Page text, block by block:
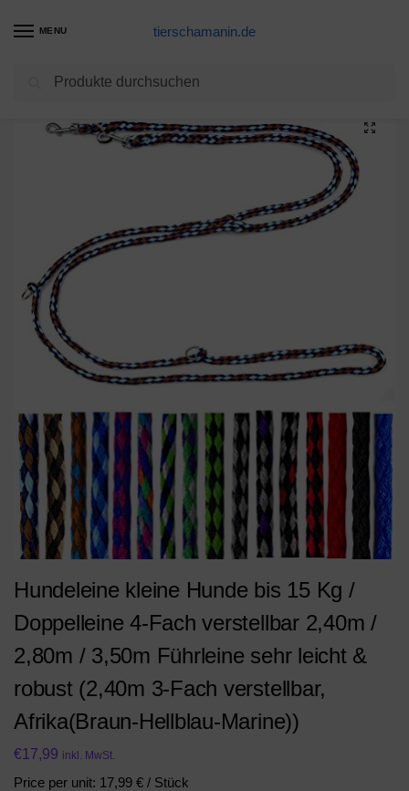
MENU tierschamanin.de
Hundeleinen Produkte / Hundeleine kleine Hunde bis 15 Kg / Doppelleine 4-Fach verstellbar 2,40m / 2,80m / 3,50m Führleine sehr leicht & robust (2,40m 3-Fach verstellbar, Afrika(Braun-Hellblau-Marine))
Hundeleine kleine Hunde bis 15 Kg /
Doppelleine 4-Fach verstellbar 2,40m /
2,80m / 3,50m Führleine sehr leicht &
robust (2,40m 3-Fach verstellbar,
Afrika(Braun-Hellblau-Marine))
€17,99 inkl. MwSt.
Price per unit: 17,99 € / Stück